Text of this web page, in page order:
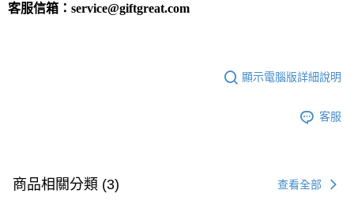
客服信箱： service@giftgreat.com
顯示電腦版詳細說明
客服
商品相關分類 (3) 查看全部